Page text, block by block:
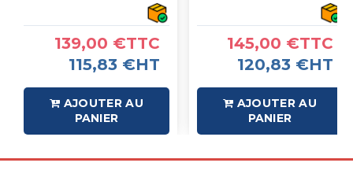
139,00 €TTC
115,83 €HT
AJOUTER AU
PANIER
145,00 €TTC
120,83 €HT
AJOUTER AU
PANIER